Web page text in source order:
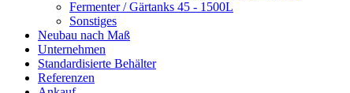
Fermenter / Gärtanks 45 - 1500L
Sonstiges
Neubau nach Maß
Unternehmen
Standardisierte Behälter
Referenzen